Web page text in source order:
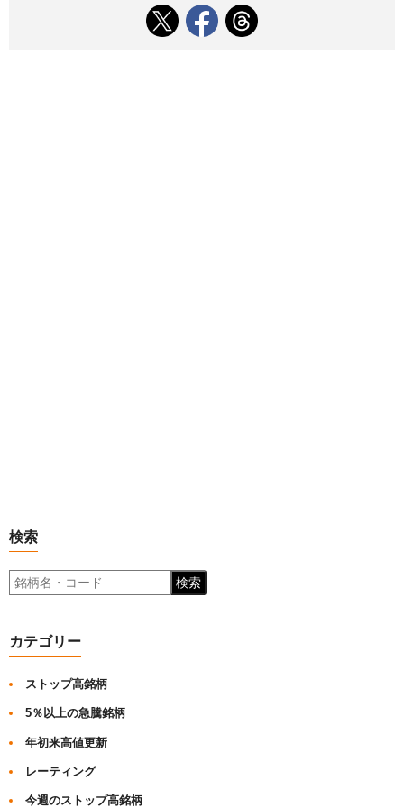
検索
検索
カテゴリー
ストップ高銘柄
5％以上の急騰銘柄
年初来高値更新
レーティング
今週のストップ高銘柄